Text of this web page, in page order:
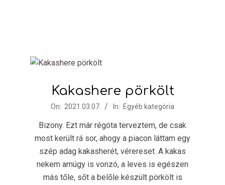
Kakashere pörkölt
On: 2021.03.07. In: Egyéb kategória
Bizony. Ezt már régóta terveztem, de csak
most került rá sor, ahogy a piacon láttam egy
szép adag kakasherét, vérereset. A kakas
nekem amúgy is vonzó, a leves is egészen
más tőle, sőt a belőle készült pörkölt is